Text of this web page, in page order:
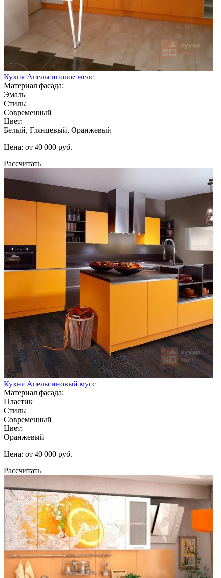
Кухня Апельсиновое желе
Материал фасада:
Эмаль
Стиль:
Современный
Цвет:
Белый, Глянцевый, Оранжевый
Цена: от 40 000 руб.
Рассчитать
Кухня Апельсиновый мусс
Материал фасада:
Пластик
Стиль:
Современный
Цвет:
Оранжевый
Цена: от 40 000 руб.
Рассчитать